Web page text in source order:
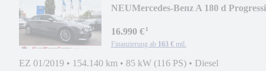
NEUMercedes-Benz A 180 d
16.990 €¹
Finanzierung ab 163 € mtl.
EZ 01/2019 • 154.140 km • 85 kW (116 PS) • Diesel